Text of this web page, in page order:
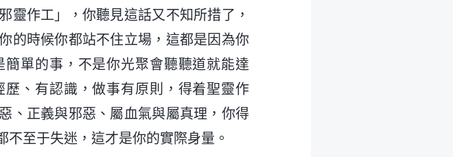
靈作工」，你聽見這話又不知所措了，
的時候你都站不住立場，這都是因為你
單的事，不是你光聚會聽聽道就能達
、有認識，做事有原則，得着聖靈作
、正義與邪惡、屬血氣與屬真理，你得
至于失迷，這才是你的實際身量。